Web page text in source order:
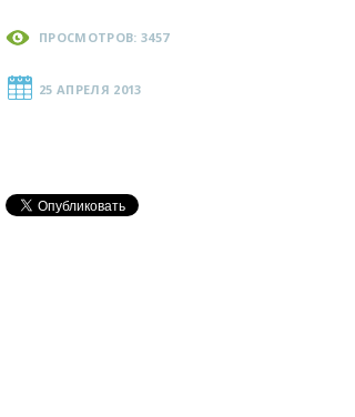
ПРОСМОТРОВ: 3457
25 АПРЕЛЯ 2013